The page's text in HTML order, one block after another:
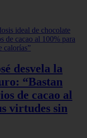
desvela la
“Bastan
de cacao al
virtudes sin